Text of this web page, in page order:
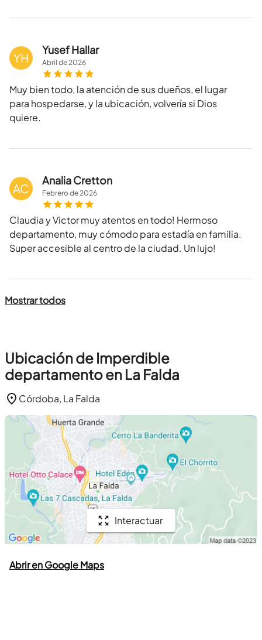
YH
Yusef Hallar
Abril de2026
Muy bien todo, la atención de sus dueños, el lugar
para hospedarse, y la ubicación, volvería si Dios
quiere.
AC
Analia Cretton
Febrerode2026
Claudia y Victor muy atentos en todo! Hermoso
departamento, muy cómodo para estadía en familia.
Super accesible al centro de la ciudad. Un lujo!
Mostrar todos
Ubicación de Imperdible
departamento en La Falda
Córdoba, La Falda
Interactuar
Abrir en Google Maps